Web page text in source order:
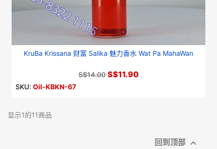
KruBa Krissana 财富 Salika 魅力香水 Wat Pa MahaWan
S$14.00 S$11.90
SKU: Oil-KBKN-67
显示1的11商品
回到顶部 